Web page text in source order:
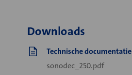
Downloads
Technische documentatie
sonodec_250.pdf